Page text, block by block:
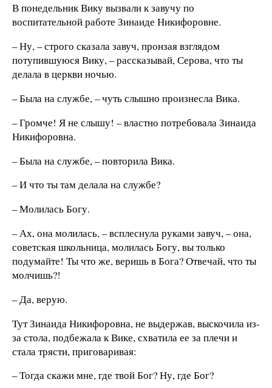
В понедельник Вику вызвали к завучу по
воспитательной работе Зинаиде Никифоровне.
– Ну, – строго сказала завуч, пронзая взглядом
потупившуюся Вику, – рассказывай, Серова, что ты
делала в церкви ночью.
– Была на службе, – чуть слышно произнесла Вика.
– Громче! Я не слышу! – властно потребовала Зинаида
Никифоровна.
– Была на службе, – повторила Вика.
– И что ты там делала на службе?
– Молилась Богу.
– Ах, она молилась, – всплеснула руками завуч, – она,
советская школьница, молилась Богу, вы только
подумайте! Ты что же, веришь в Бога? Отвечай, что ты
молчишь?!
– Да, верую.
Тут Зинаида Никифоровна, не выдержав, выскочила из-
за стола, подбежала к Вике, схватила ее за плечи и
стала трясти, приговаривая:
– Тогда скажи мне, где твой Бог? Ну, где Бог?